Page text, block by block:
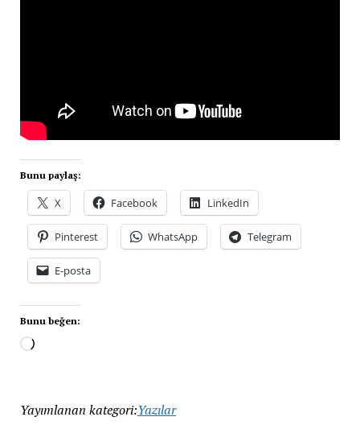
Bunu paylaş:
X Facebook LinkedIn
Pinterest WhatsApp Telegram
E-posta
Bunu beğen:
Yayımlanan kategori:Yazılar